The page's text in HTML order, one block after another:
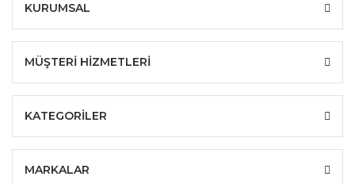
KURUMSAL
MÜŞTERİ HİZMETLERİ
KATEGORİLER
MARKALAR